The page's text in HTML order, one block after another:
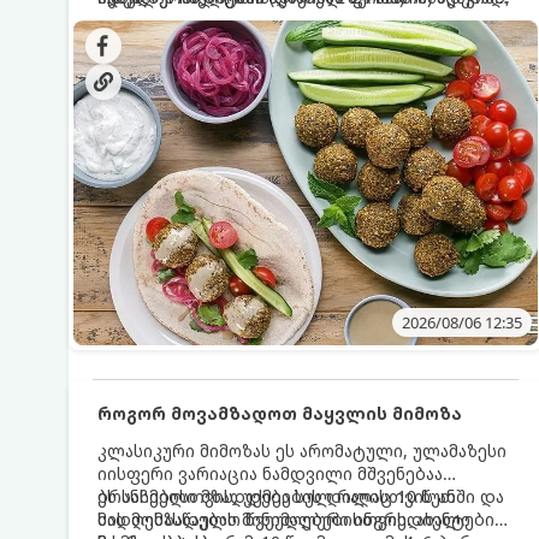
სალათებთან ერთად ან ტახინის (სესამის)
სოუსთან მირთმევისთვის.
იდეალურად შეინარჩუნოს და არ დაიშალოს.
დრო: 10–15 წუთი ულუფა: 20–24 ცალი ბურთულა
(4–6 პორცია)
2026/08/06 12:35
როგორ მოვამზადოთ მაყვლის მიმოზა
კლასიკური მიმოზას ეს არომატული, ულამაზესი
იისფერი ვარიაცია ნამდვილი მშვენებაა
ბრანჩებისთვის, უქმეების დილისთვის ან
სადღესასწაულო წვეულებებისთვის. ახალი
ეს სასმელი მზადდება სულ რაღაც 10 წუთში და
მის მომზადებას მინიმალური ინგრედიენტები